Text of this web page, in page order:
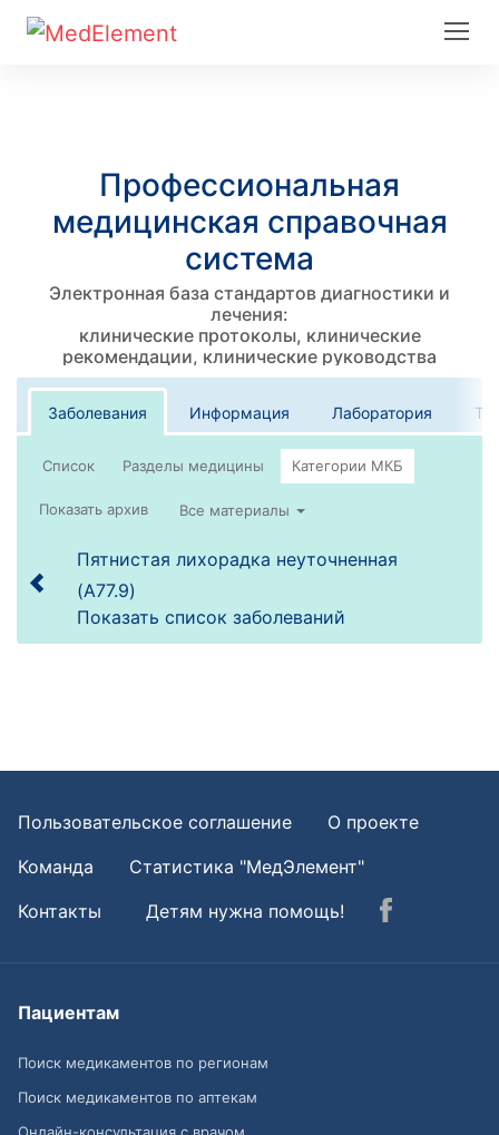
Профессиональная
медицинская справочная
система
Электронная база стандартов диагностики и
лечения:
клинические протоколы, клинические
рекомендации, клинические руководства
Заболевания Информация Лаборатория
Список
Все материалы
Пятнистая лихорадка неуточненная
(A77.9)
Показать список заболеваний
Пользовательское соглашение
О проекте
Команда
Статистика "МедЭлемент"
Контакты
Детям нужна помощь!
Пациентам
Поиск медикаментов по регионам
Поиск медикаментов по аптекам